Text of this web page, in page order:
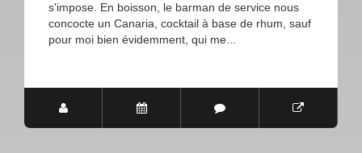
s'impose. En boisson, le barman de service nous
concocte un Canaria, cocktail à base de rhum, sauf
pour moi bien évidemment, qui me...